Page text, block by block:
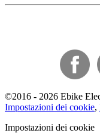
©2016 - 2026 Ebike
Impostazioni dei cookie,
Impostazioni dei cookie